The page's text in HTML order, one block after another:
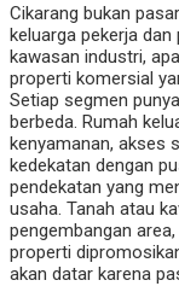
Cikarang bukan
keluarga pekerja
kawasan industri,
properti komersial
Setiap segmen
berbeda. Rumah
kenyamanan, akses
kedekatan dengan
pendekatan yang
usaha. Tanah atau
pengembangan
properti
akan datar karena